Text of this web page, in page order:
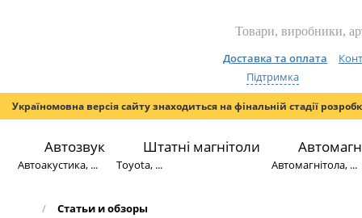
Доставка та оплата
Підтримка
Україномовна версія сайту знаходиться на фінальній стадії
Автозвук
Автоакустика, ...
Штатні магнітоли
Toyota, ... Автомагнітола, ...
/ Статьи и обзоры